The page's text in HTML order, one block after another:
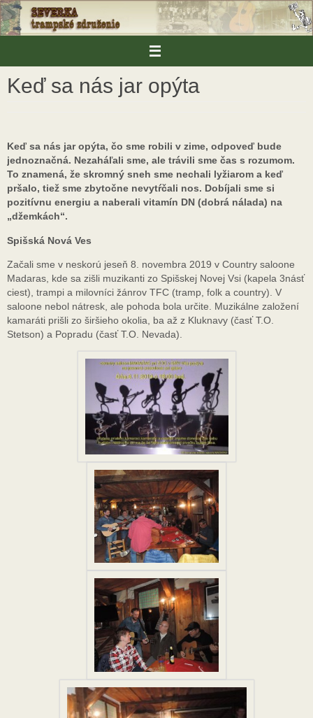
Skip
to
content
Keď sa nás jar opýta
Keď sa nás jar opýta, čo sme robili v zime, odpoveď bude
jednoznačná. Nezaháľali sme, ale trávili sme čas s rozumom.
To znamená, že skromný sneh sme nechali lyžiarom a keď
pršalo, tiež sme zbytočne nevytŕčali nos. Dobíjali sme si
pozitívnu energiu a naberali vitamín DN (dobrá nálada) na
„džemkách“.
Spišská Nová Ves
Začali sme v neskorú jeseň 8. novembra 2019 v Country saloone
Madaras, kde sa zišli muzikanti zo Spišskej Novej Vsi (kapela 3násť
ciest), trampi a milovníci žánrov TFC (tramp, folk a country). V
saloone nebol nátresk, ale pohoda bola určite. Muzikálne založení
kamaráti prišli zo širšieho okolia, ba až z Kluknavy (časť T.O.
Stetson) a Popradu (časť T.O. Nevada).